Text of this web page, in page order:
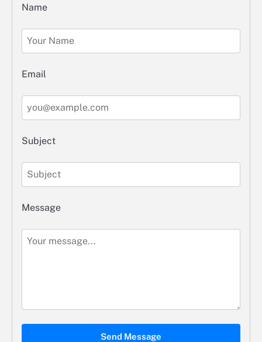
Name
Email
Subject
Message
Send Message